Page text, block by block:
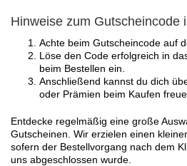
Hinweise zum Gutscheincode
Achte beim Gutscheincode auf
Löse den Code erfolgreich in
beim Bestellen ein.
Anschließend kannst du dich
oder Prämien beim Kaufen
Entdecke regelmäßig eine große
Gutscheinen. Wir erzielen einen
sofern der Bestellvorgang nach dem
uns abgeschlossen wurde.